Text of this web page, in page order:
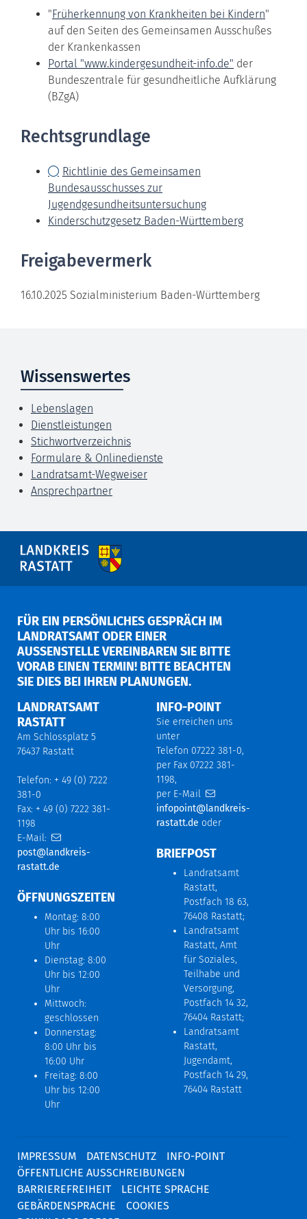
"Früherkennung von Krankheiten bei Kindern"
auf den Seiten des Gemeinsamen Ausschußes
der Krankenkassen
Portal "www.kindergesundheit-info.de" der
Bundeszentrale für gesundheitliche Aufklärung
(BZgA)
Rechtsgrundlage
Richtlinie des Gemeinsamen
Bundesausschusses zur
Jugendgesundheitsuntersuchung
Kinderschutzgesetz Baden-Württemberg
Freigabevermerk
16.10.2025 Sozialministerium Baden-Württemberg
Wissenswertes
Lebenslagen
Dienstleistungen
Stichwortverzeichnis
Formulare & Onlinedienste
Landratsamt-Wegweiser
Ansprechpartner
FÜR EIN PERSÖNLICHES GESPRÄCH IM
LANDRATSAMT ODER EINER
AUSSENSTELLE VEREINBAREN SIE BITTE V
ORAB EINEN TERMIN! BITTE BEACHTEN S
IE DIES BEI IHREN PLANUNGEN.
LANDRATSAMT
RASTATT
Am Schlossplatz 5
76437 Rastatt
Telefon: + 49 (0) 7222
381-0
Fax: + 49 (0) 7222 381-
1198
E-Mail:
post@landkreis-
rastatt.de
ÖFFNUNGSZEITEN
Montag: 8:00
Uhr bis 16:00
Uhr
Dienstag: 8:00
Uhr bis 12:00
Uhr
Mittwoch:
geschlossen
Donnerstag:
8:00 Uhr bis
16:00 Uhr
Freitag: 8:00
Uhr bis 12:00
Uhr
INFO-POINT
Sie erreichen uns
unter
Telefon 07222 381-0,
per Fax 07222 381-
1198,
per E-Mail
infopoint@landkreis-
rastatt.de oder
BRIEFPOST
Landratsamt
Rastatt,
Postfach 18 63,
76408 Rastatt;
Landratsamt
Rastatt, Amt
für Soziales,
Teilhabe und
Versorgung,
Postfach 14 32,
76404 Rastatt;
Landratsamt
Rastatt,
Jugendamt,
Postfach 14 29,
76404 Rastatt
IMPRESSUM DATENSCHUTZ
INFO-POINT
ÖFFENTLICHE AUSSCHREIBUNGEN
BARRIEREFREIHEIT
LEICHTE SPRACHE
GEBÄRDENSPRACHE
COOKIES